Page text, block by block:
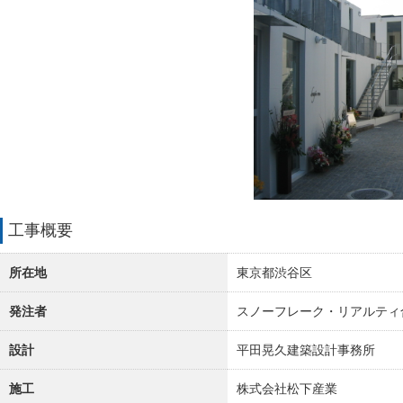
工事概要
所在地 東京都渋谷区
発注者 スノーフレーク・リアルテ
設計 平田晃久建築設計事務所
施工 株式会社松下産業